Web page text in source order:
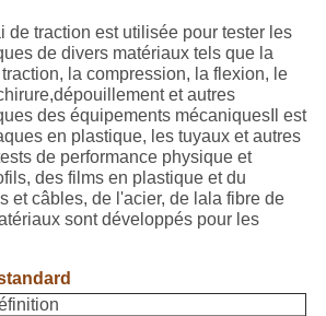
de traction est utilisée pour tester les
de divers matériaux tels que la
la compression, la flexion, le
et autres
des équipements mécaniquesIl est
en plastique, les tuyaux et autres
de performance physique et
des films en plastique et du
et câbles, de l'acier, de lala fibre de
sont développés pour les